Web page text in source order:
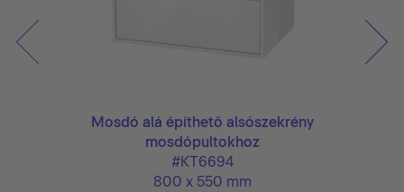
Mosdó alá építhető alsószekrény
mosdópultokhoz
#KT6694
800 x 550 mm